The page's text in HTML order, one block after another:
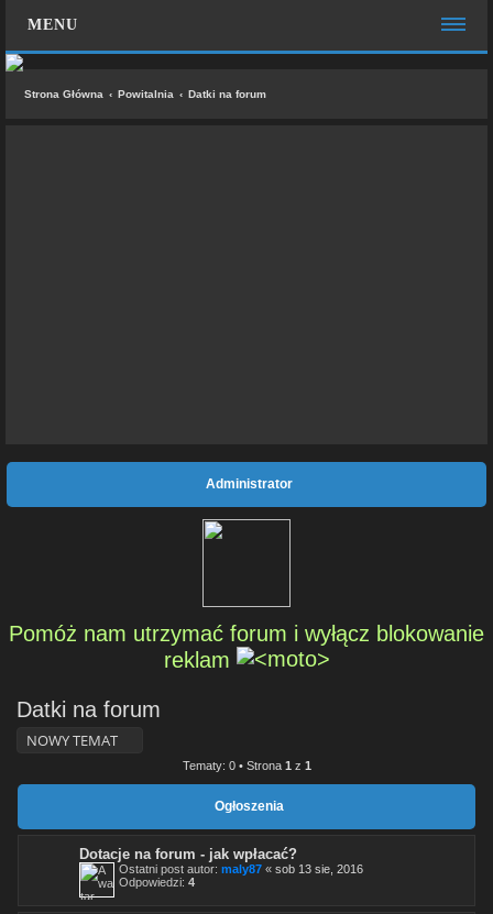
MENU
Strona Główna Powitalnia Datki na forum
Administrator
Pomóż nam utrzymać forum i wyłącz blokowanie
reklam
Datki na forum
NOWY TEMAT
Tematy: 0 • Strona 1 z 1
Ogłoszenia
Dotacje na forum - jak wpłacać?
Ostatni post autor: maly87 « sob 13 sie, 2016
Odpowiedzi: 4